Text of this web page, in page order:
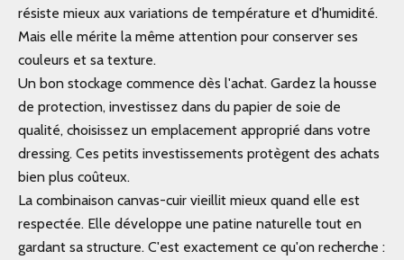
résiste mieux aux variations de température et d'humidité.
Mais elle mérite la même attention pour conserver ses
couleurs et sa texture.
Un bon stockage commence dès l'achat. Gardez la housse
de protection, investissez dans du papier de soie de
qualité, choisissez un emplacement approprié dans votre
dressing. Ces petits investissements protègent des achats
bien plus coûteux.
La combinaison canvas-cuir vieillit mieux quand elle est
respectée. Elle développe une patine naturelle tout en
gardant sa structure. C'est exactement ce qu'on recherche :